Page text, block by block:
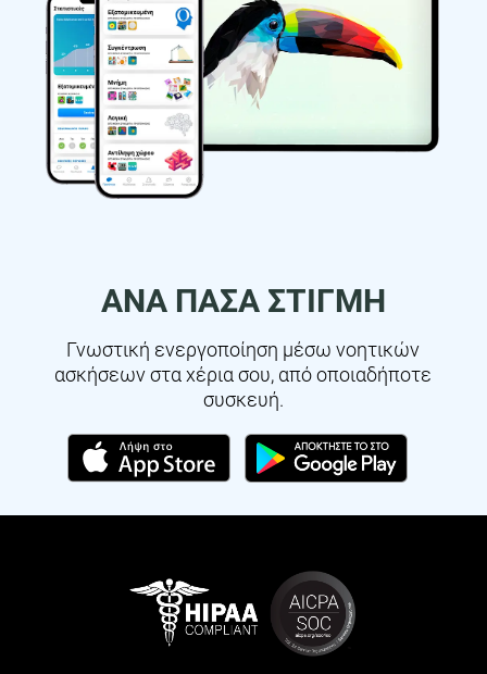
ΑΝΑ ΠΆΣΑ ΣΤΙΓΜΉ
Γνωστική ενεργοποίηση μέσω νοητικών
ασκήσεων στα χέρια σου, από οποιαδήποτε
συσκευή.